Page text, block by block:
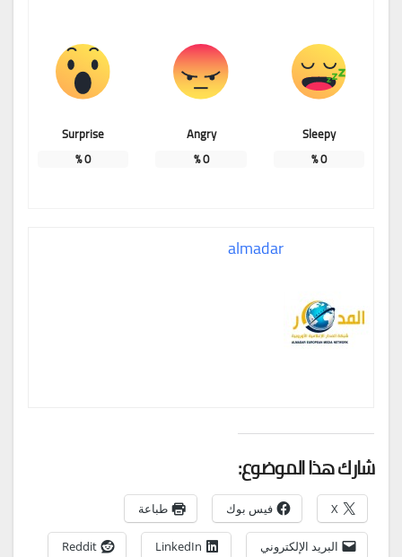
Sleepy
0
%
Angry
0
%
Surprise
0
%
almadar
شارك هذا الموضوع:
X فيس بوك طباعة
البريد الإلكتروني LinkedIn
Reddit